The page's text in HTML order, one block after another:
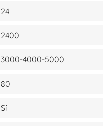
24
2400
3000-4000-5000
80
Sí